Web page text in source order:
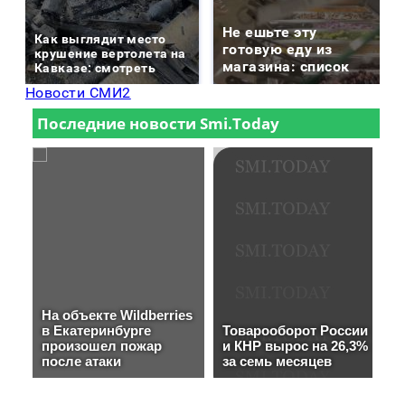
Как выглядит место
крушение вертолета на
Кавказе: смотреть
Не ешьте эту
готовую еду из
магазина: список
Новости СМИ2